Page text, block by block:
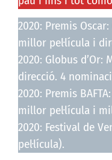
2020: Premis
millor pel·lícula i
2020: Globus d’Or:
direcció. 4
2020: Premis
millor pel·lícula i
2020: Festival de
pel·lícula).